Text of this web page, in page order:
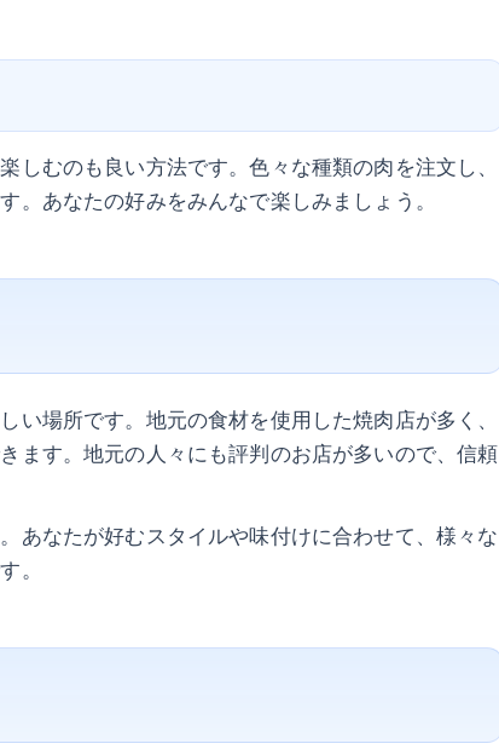
むのも良い方法です。色々な種類の肉を注文し、
あなたの好みをみんなで楽しみましょう。
場所です。地元の食材を使用した焼肉店が多く、
ます。地元の人々にも評判のお店が多いので、信頼
あなたが好むスタイルや味付けに合わせて、様々な
。